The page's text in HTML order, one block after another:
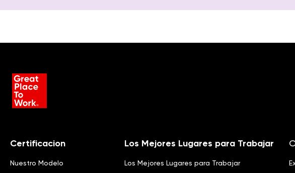
Certificacion
Nuestro Modelo
Los Mejores Lugares para Trabajar
Los Mejores Lugares para Trabajar